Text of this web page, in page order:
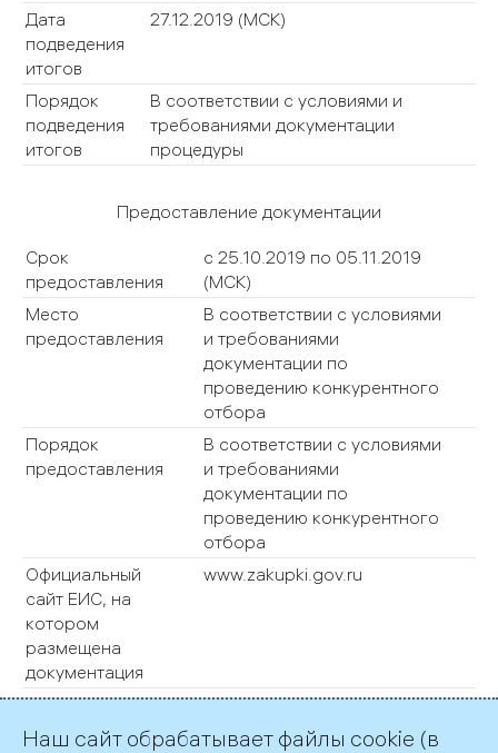
Дата
подведения
итогов
27.12.2019 (МСК)
Порядок
подведения
итогов
В соответствии с условиями и
требованиями документации
процедуры
Предоставление документации
Срок
предоставления
с 25.10.2019 по 05.11.2019
(МСК)
Место
предоставления
В соответствии с условиями
и требованиями
документации по
проведению конкурентного
отбора
Порядок
предоставления
В соответствии с условиями
и требованиями
документации по
проведению конкурентного
отбора
Официальный
сайт ЕИС, на
котором
размещена
документация
www.zakupki.gov.ru
Внесение платы
за
Требования не установлены
Наш сайт обрабатывает файлы cookie (в